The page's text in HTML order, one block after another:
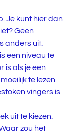
Je kunt hier dan
Geen
anders uit.
een niveau te
is als je een
te lezen
vingers is
uit te kiezen.
zou het